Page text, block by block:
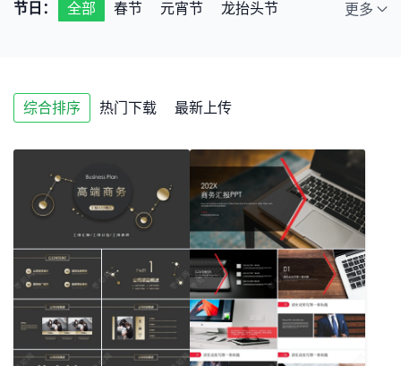
节日： 全部 春节 元宵节
龙抬头节
更多
综合排序 热门下载 最新上传